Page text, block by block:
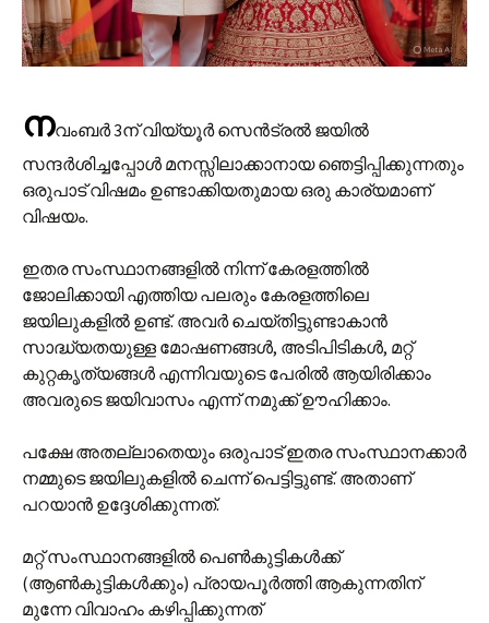
നവംബർ 3ന് വിയ്യൂർ സെൻട്രൽ ജയിൽ
സന്ദർശിച്ചപ്പോൾ മനസ്സിലാക്കാനായ ഞെട്ടിപ്പിക്കുന്നതും
ഒരുപാട് വിഷമം ഉണ്ടാക്കിയതുമായ ഒരു കാര്യമാണ്
വിഷയം.
ഇതര സംസ്ഥാനങ്ങളിൽ നിന്ന് കേരളത്തിൽ
ജോലിക്കായി എത്തിയ പലരും കേരളത്തിലെ
ജയിലുകളിൽ ഉണ്ട്. അവർ ചെയ്തിട്ടുണ്ടാകാൻ
സാദ്ധ്യതയുള്ള മോഷണങ്ങൾ, അടിപിടികൾ, മറ്റ്
കുറ്റകൃത്യങ്ങൾ എന്നിവയുടെ പേരിൽ ആയിരിക്കാം
അവരുടെ ജയിവാസം എന്ന് നമുക്ക് ഊഹിക്കാം.
പക്ഷേ അതല്ലാതെയും ഒരുപാട് ഇതര സംസ്ഥാനക്കാർ
നമ്മുടെ ജയിലുകളിൽ ചെന്ന് പെട്ടിട്ടുണ്ട്. അതാണ്
പറയാൻ ഉദ്ദേശിക്കുന്നത്.
മറ്റ് സംസ്ഥാനങ്ങളിൽ പെൺകുട്ടികൾക്ക്
(ആൺകുട്ടികൾക്കും) പ്രായപൂർത്തി ആകുന്നതിന്
മുന്നേ വിവാഹം കഴിപ്പിക്കുന്നത്